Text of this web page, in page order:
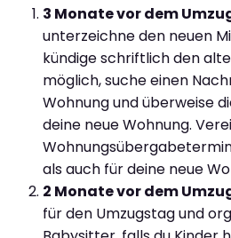
3 Monate vor dem
unterzeichne den neuen
kündige schriftlich den
möglich, suche einen
Wohnung und überweise
deine neue Wohnung.
als auch für deine neue
2 Monate vor dem
für den Umzugstag und